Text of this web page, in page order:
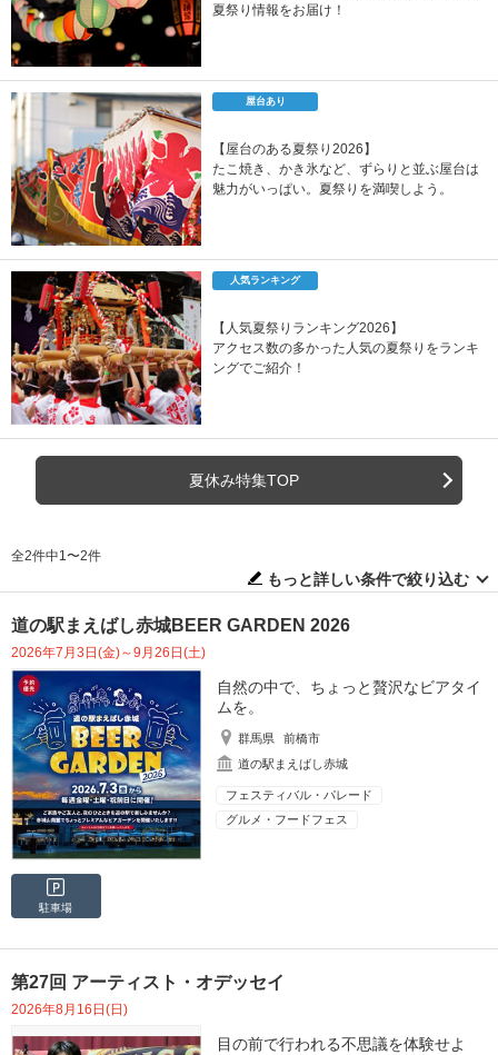
夏祭り情報をお届け！
屋台あり
【屋台のある夏祭り2026】
たこ焼き、かき氷など、ずらりと並ぶ屋台は
魅力がいっぱい。夏祭りを満喫しよう。
人気ランキング
【人気夏祭りランキング2026】
アクセス数の多かった人気の夏祭りをランキ
ングでご紹介！
夏休み特集TOP
全2件中1〜2件
もっと詳しい条件で絞り込む
道の駅まえばし赤城BEER GARDEN 2026
2026年7月3日(金)～9月26日(土)
自然の中で、ちょっと贅沢なビアタイ
ムを。
群馬県
前橋市
道の駅まえばし赤城
フェスティバル・パレード
グルメ・フードフェス
駐車場
第27回 アーティスト・オデッセイ
2026年8月16日(日)
目の前で行われる不思議を体験せよ